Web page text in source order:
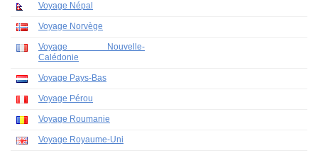
Voyage Népal
Voyage Norvège
Voyage Nouvelle-
Calédonie
Voyage Pays-Bas
Voyage Pérou
Voyage Roumanie
Voyage Royaume-Uni